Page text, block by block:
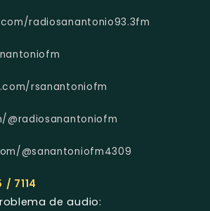
radiosanantonio93.3fm
rsanantoniofm
@sanantoniofm4309
/ 7114
de audio: